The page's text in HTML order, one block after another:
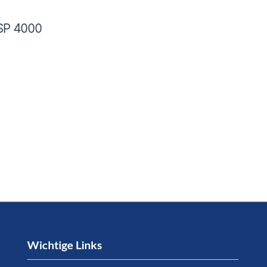
4000
Wichtige Links